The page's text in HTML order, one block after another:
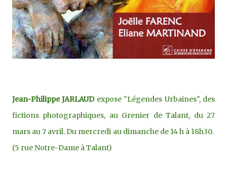
Jean-Philippe JARLAUDexpose "Légendes Urbaines", des
fictions photographiques, au Grenier de Talant, du 27
mars au 7 avril. Du mercredi au dimanche de 14 h à 18h30.
(5 rue Notre-Dame à Talant)